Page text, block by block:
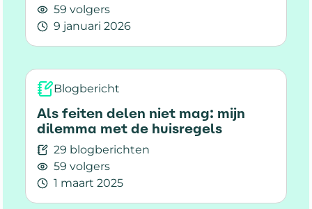
59 volgers
9 januari 2026
Lees meer over Medische desinformatie:
Blogbericht
Als feiten delen niet mag: mijn
dilemma met de huisregels
29 blogberichten
59 volgers
1 maart 2025
Lees meer over Als feiten delen niet mag: